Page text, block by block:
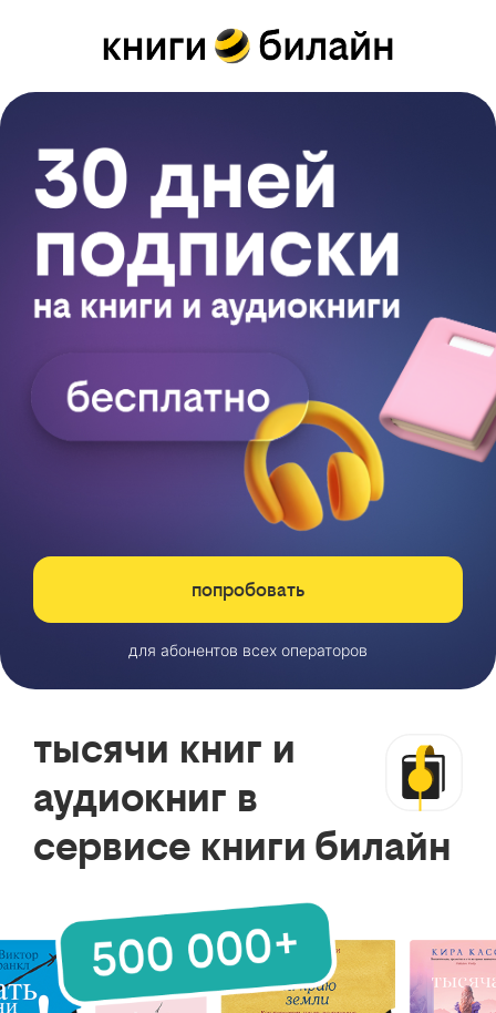
попробовать
для абонентов всех операторов
тысячи книг и
аудиокниг в
сервисе книги билайн